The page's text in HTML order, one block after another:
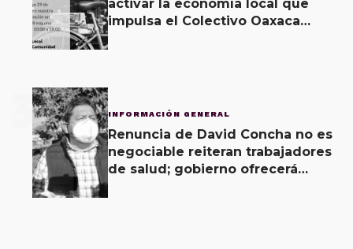
activar la economía local que
impulsa el Colectivo Oaxaca
3 INFORMACIÓN GENERAL
Renuncia de David Concha no es
negociable reiteran trabajadores
de salud; gobierno ofrecerá